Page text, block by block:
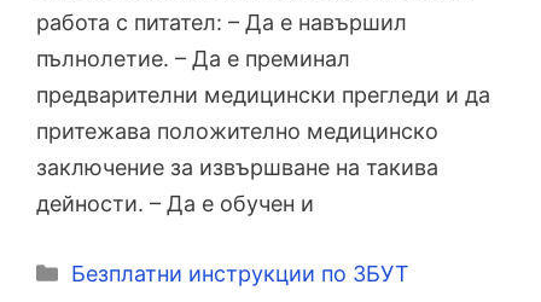
работа с питател: – Да е навършил
пълнолетие. – Да е преминал
предварителни медицински прегледи и да
притежава положително медицинско
заключение за извършване на такива
дейности. – Да е обучен и
Категории
Безплатни инструкции по ЗБУТ